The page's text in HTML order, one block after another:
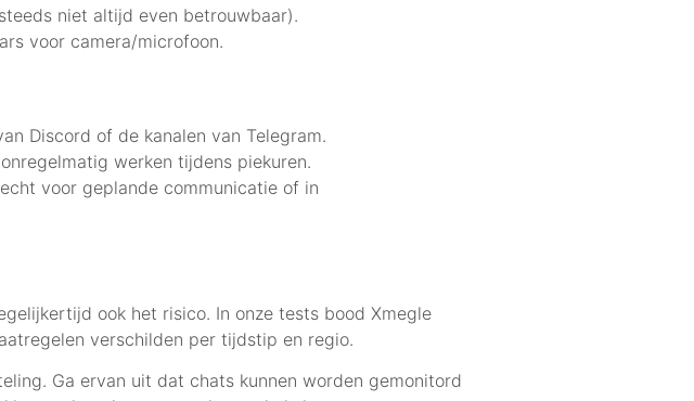
niet altijd even betrouwbaar).
voor camera/microfoon.
Discord of de kanalen van Telegram.
werken tijdens piekuren.
voor geplande communicatie of in
ook het risico. In onze tests bood Xmegle
verschilden per tijdstip en regio.
Ga ervan uit dat chats kunnen worden gemonitord